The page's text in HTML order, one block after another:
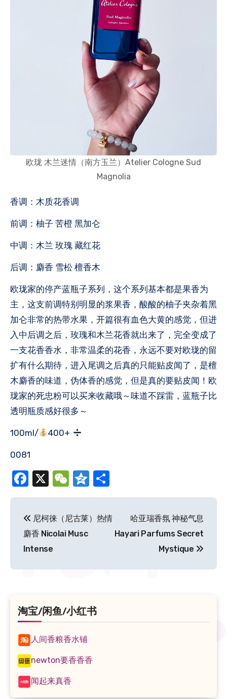
欧珑 木兰迷情（南方玉兰）Atelier Cologne Sud
Magnolia
香调：木质花香调
前调：柚子 苦橙 黑加仑
中调：木兰 玫瑰 藏红花
后调：麝香 雪松 檀香木
欧珑家的停产蓝瓶子系列，这个系列基本都是果香为
主，这支前调特别明显的浆果香，酸酸的柚子夹杂着黑
加仑非常的热带水果，开篇很有血色大黄的感觉，但进
入中后调之后，玫瑰和木兰花香就出来了，完全变成了
一支花香香水，非常温柔的花香，永远不要对欧珑的留
扩有什么期待，进入尾调之后真的只能贴皮闻了，是檀
木麝香的味道，伪体香的感觉，但是真的要贴皮闻！欧
珑家的死忠粉可以买来收藏哦～味道不踩雷，蓝瓶子比
透明瓶质感好很多～
100ml/ 400+
0081
Facebook
X WeChat
Qzone
享
章
导
航
尼柯徕（尼古莱）热情
麝香 Nicolai Musc
Intense
哈亚瑞香氛 神秘气息
Hayari Parfums Secret
Mystique
淘宝/闲鱼/小红书
人间香粮香水铺
newton要香香香
闻起来真香